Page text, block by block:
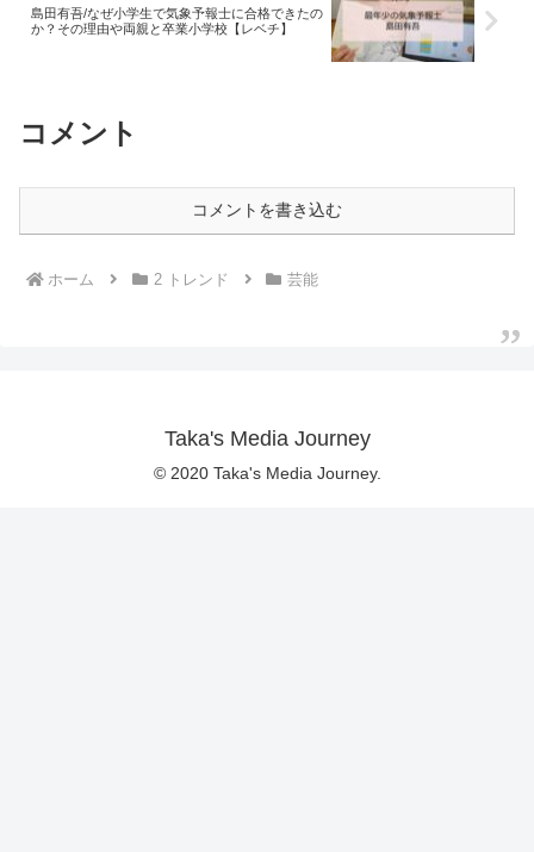
島田有吾/なぜ小学生で気象予報士に合格できたの
か？その理由や両親と卒業小学校【レベチ】
コメント
コメントを書き込む
ホーム 2 トレンド 芸能
Taka's Media Journey
© 2020 Taka's Media Journey.